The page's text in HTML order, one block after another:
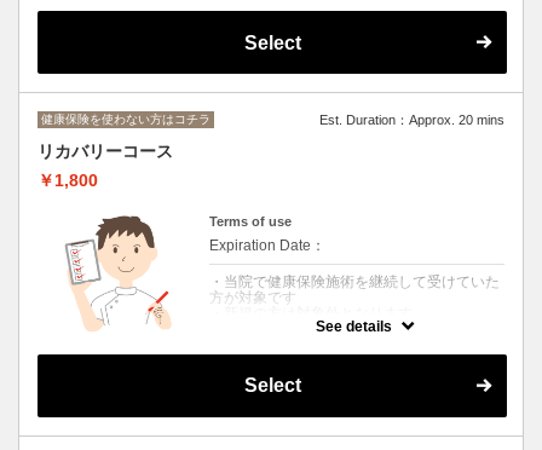
す。＊＊
Select
健康保険を使わない方はコチラ Est. Duration：Approx. 20 mins
リカバリーコース
￥1,800
Terms of use
Expiration Date：
・当院で健康保険施術を継続して受けていた
方が対象です
・自費施術の移行サポートとしてご利用いた
使うことが可能です
・初回のリカバリーコース利用から６か月間
・月1回のご来院を前提としています。1か月
See details
Select